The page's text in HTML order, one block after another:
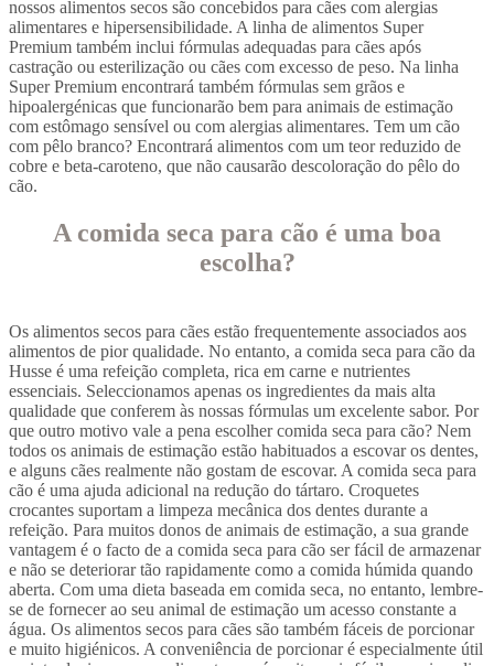
nossos alimentos secos são concebidos para cães com alergias
alimentares e hipersensibilidade. A linha de alimentos Super
Premium também inclui fórmulas adequadas para cães após
castração ou esterilização ou cães com excesso de peso. Na linha
Super Premium encontrará também fórmulas sem grãos e
hipoalergénicas que funcionarão bem para animais de estimação
com estômago sensível ou com alergias alimentares. Tem um cão
com pêlo branco? Encontrará alimentos com um teor reduzido de
cobre e beta-caroteno, que não causarão descoloração do pêlo do
cão.
A comida seca para cão é uma boa
escolha?
Os alimentos secos para cães estão frequentemente associados aos
alimentos de pior qualidade. No entanto, a comida seca para cão da
Husse é uma refeição completa, rica em carne e nutrientes
essenciais. Seleccionamos apenas os ingredientes da mais alta
qualidade que conferem às nossas fórmulas um excelente sabor. Por
que outro motivo vale a pena escolher comida seca para cão? Nem
todos os animais de estimação estão habituados a escovar os dentes,
e alguns cães realmente não gostam de escovar. A comida seca para
cão é uma ajuda adicional na redução do tártaro. Croquetes
crocantes suportam a limpeza mecânica dos dentes durante a
refeição. Para muitos donos de animais de estimação, a sua grande
vantagem é o facto de a comida seca para cão ser fácil de armazenar
e não se deteriorar tão rapidamente como a comida húmida quando
aberta. Com uma dieta baseada em comida seca, no entanto, lembre-
se de fornecer ao seu animal de estimação um acesso constante a
água. Os alimentos secos para cães são também fáceis de porcionar
e muito higiénicos. A conveniência de porcionar é especialmente útil